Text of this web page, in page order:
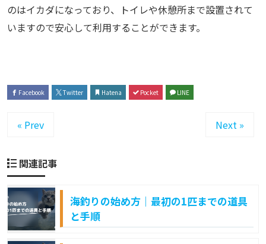
のはイカダになっており、トイレや休憩所まで設置されて
いますので安心して利用することができます。
Facebook Twitter Hatena Pocket LINE
« Prev Next »
関連記事
海釣りの始め方｜最初の1匹までの道具
と手順